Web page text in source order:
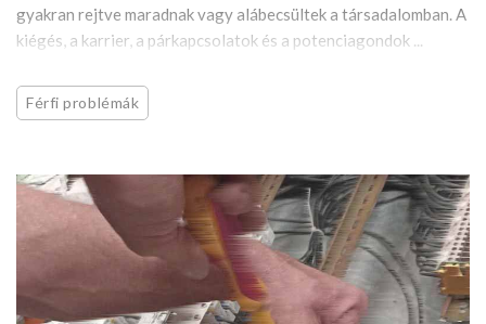
gyakran rejtve maradnak vagy alábecsültek a társadalomban. A
kiégés, a karrier, a párkapcsolatok és a potenciagondok ...
Férfi problémák